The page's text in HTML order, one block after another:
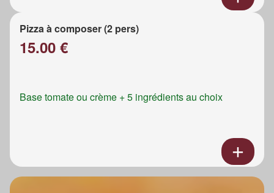
Pizza à composer (2 pers)
15.00 €
Base tomate ou crème + 5 ingrédients au choix